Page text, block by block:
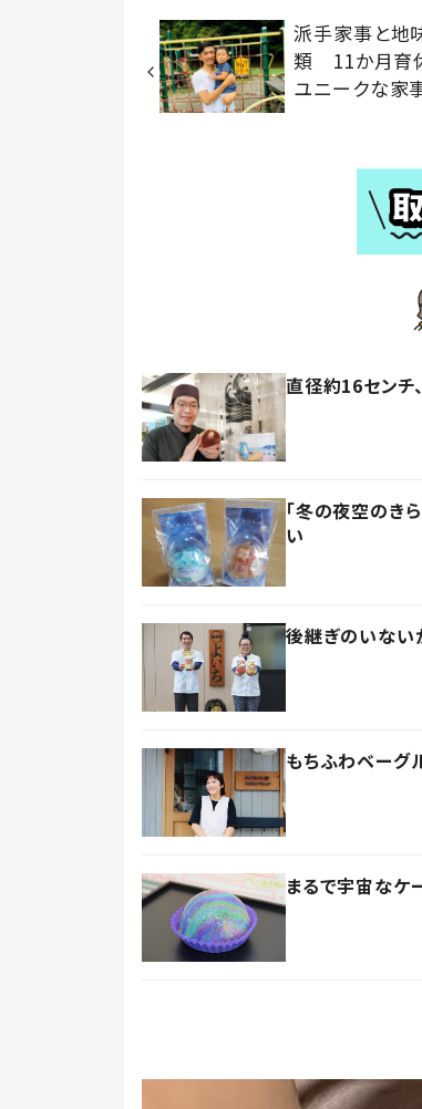
派手家事と地
類 11か月育
ユニークな家
直径約16センチ
「冬の夜空のき
い
後継ぎのいない
もちふわベーグ
まるで宇宙なケ